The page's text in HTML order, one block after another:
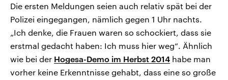
Die ersten Meldungen seien auch relativ spät bei der
Polizei eingegangen, nämlich gegen 1 Uhr nachts.
„Ich denke, die Frauen waren so schockiert, dass sie
erstmal gedacht haben: Ich muss hier weg“. Ähnlich
wie bei der Hogesa-Demo im Herbst 2014 habe man
vorher keine Erkenntnisse gehabt, dass eine so große